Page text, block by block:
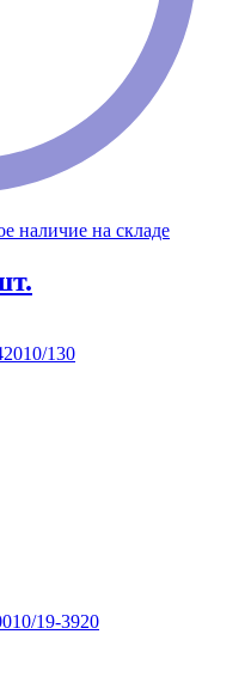
наличие на складе
130
19-3920